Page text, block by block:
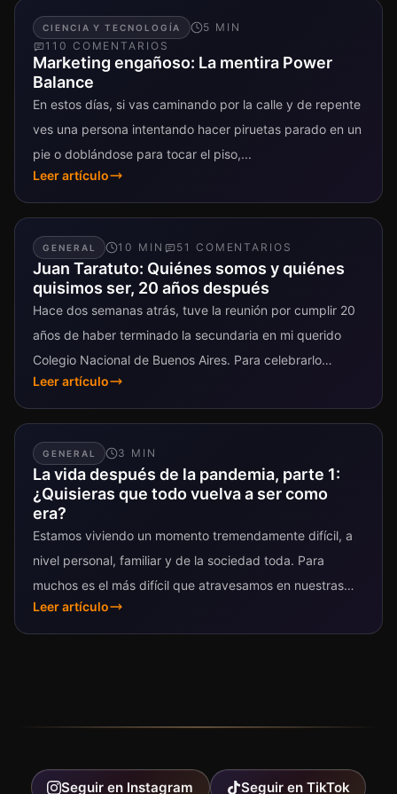
CIENCIA Y TECNOLOGÍA 5 MIN
110 COMENTARIO S
Marketing engañoso: La mentira Power
Balance
En estos días, si vas caminando por la calle y de repente
ves una persona intentando hacer piruetas parado en un
pie o doblándose para tocar el piso,...
Leer artículo
GENERAL 10 MIN 51 COMENTARIO S
Juan Taratuto: Quiénes somos y quiénes
quisimos ser, 20 años después
Hace dos semanas atrás, tuve la reunión por cumplir 20
años de haber terminado la secundaria en mi querido
Colegio Nacional de Buenos Aires. Para celebrarlo
hicimos un...
Leer artículo
GENERAL 3 MIN
La vida después de la pandemia, parte 1:
¿Quisieras que todo vuelva a ser como
era?
Estamos viviendo un momento tremendamente difícil, a
nivel personal, familiar y de la sociedad toda. Para
muchos es el más difícil que atravesamos en nuestras
vidas, encerrados en...
Leer artículo
Seguir en Instagram Seguir en TikTok